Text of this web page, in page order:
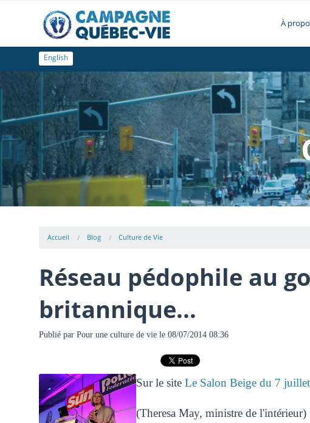
À
English
Accueil Blog Culture de Vie
Réseau pédophile au
britannique...
Publié par Pour une culture de viele 08/07/2014 08:36
Sur le site Le Salon Beige du 7
(Theresa May, ministre de l'intérieur)